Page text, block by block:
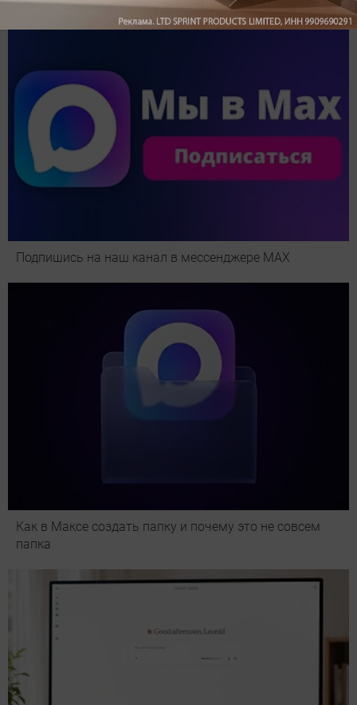
Подпишись на наш канал в мессенджере МАХ
Как в Максе создать папку и почему это не совсем
папка